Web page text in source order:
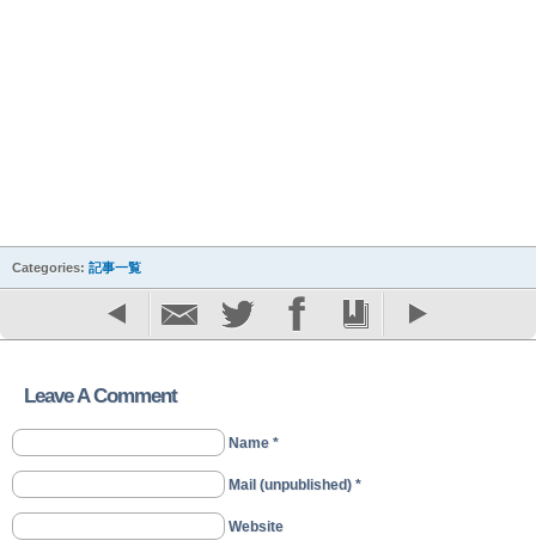
Categories: 記事一覧
Leave A Comment
Name *
Mail (unpublished) *
Website